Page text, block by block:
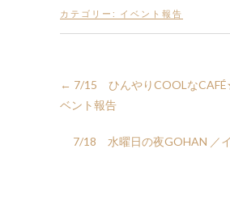
カテゴリー: イベント報告
← 7/15 ひんやりCOOLな
ベント報告
7/18 水曜日の夜GOHAN ／